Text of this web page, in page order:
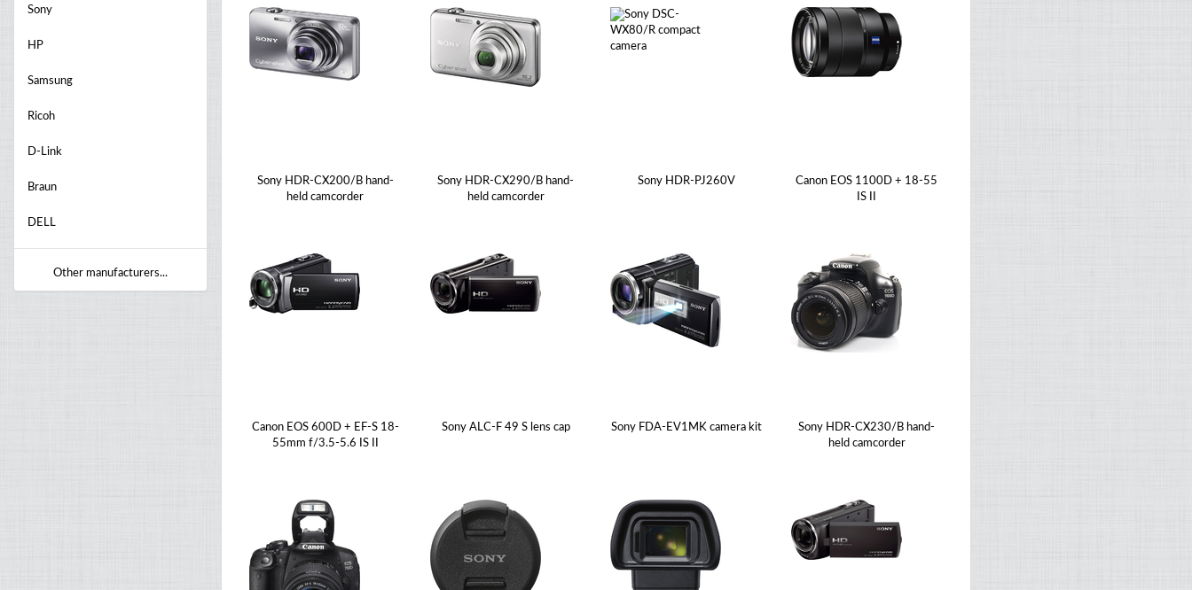
Sony HDR-CX200/B hand-
held camcorder
Sony HDR-CX290/B hand-
held camcorder
Sony HDR-PJ260V
Canon EOS 1100D + 18-55
IS II
Canon EOS 600D + EF-S 18-
55mm f/3.5-5.6 IS II
Sony ALC-F 49 S lens cap Sony FDA-EV1MK camera kit
Sony HDR-CX230/B hand-
held camcorder
Sony
HP
Samsung
Ricoh
D-Link
Braun
DELL
Other manufacturers...